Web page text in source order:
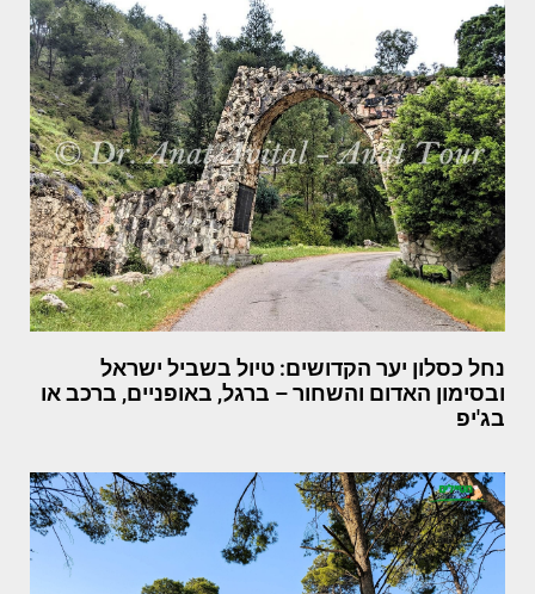
נחל כסלון יער הקדושים: טיול בשביל ישראל
ובסימון האדום והשחור – ברגל, באופניים, ברכב או
בג'יפ